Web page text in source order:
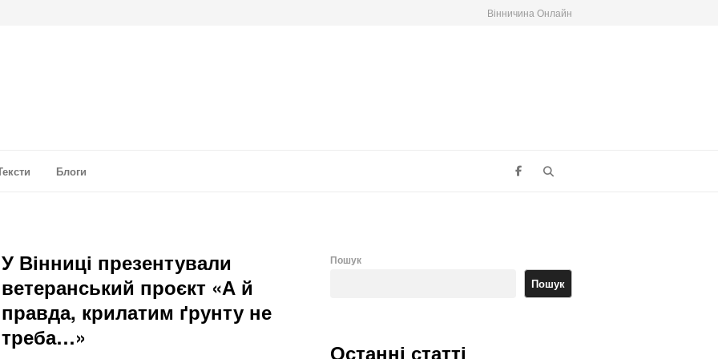
Вінничина Онлайн
Блоги
У Вінниці презентували
ветеранський проєкт «А й
правда, крилатим ґрунту не
треба…»
Пошук
Пошук
Останні статті